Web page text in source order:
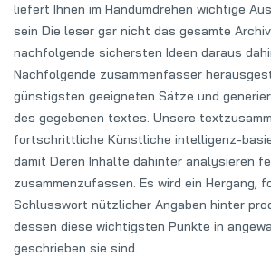
liefert Ihnen im Handumdrehen wichtige
sein Die leser gar nicht das gesamte
nachfolgende sichersten Ideen daraus
Nachfolgende zusammenfasser
günstigsten geeigneten Sätze und
des gegebenen textes. Unsere
fortschrittliche Künstliche intelligenz-
damit Deren Inhalte dahinter analysieren
zusammenzufassen. Es wird ein Hergang,
Schlusswort nützlicher Angaben hinter
dessen diese wichtigsten Punkte in
geschrieben sie sind.